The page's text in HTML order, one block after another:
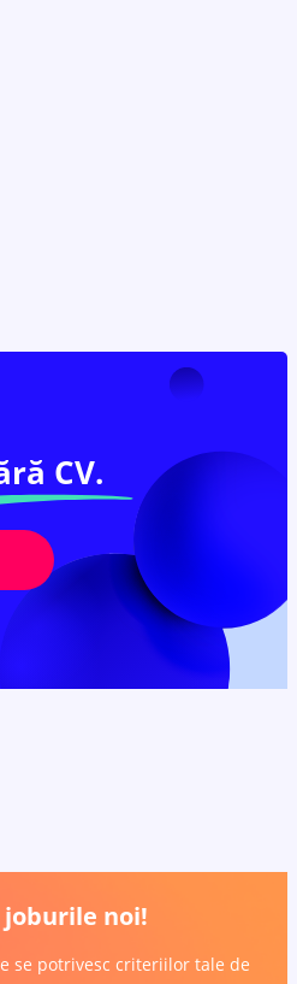
CV.
noi!
se potrivesc criteriilor tale de